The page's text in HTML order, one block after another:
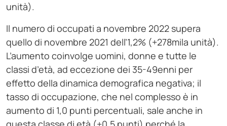
unità).
Il numero di occupati a novembre 2022 supera
quello di novembre 2021 dell’1,2% (+278mila unità).
L’aumento coinvolge uomini, donne e tutte le
classi d’età, ad eccezione dei 35-49enni per
effetto della dinamica demografica negativa; il
tasso di occupazione, che nel complesso è in
aumento di 1,0 punti percentuali, sale anche in